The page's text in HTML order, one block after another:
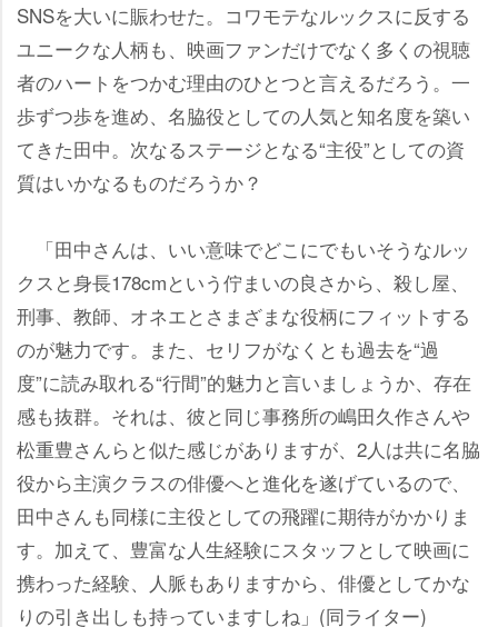
SNSを大いに賑わせた。コワモテなルックスに反する
ユニークな人柄も、映画ファンだけでなく多くの視聴
者のハートをつかむ理由のひとつと言えるだろう。一
歩ずつ歩を進め、名脇役としての人気と知名度を築い
てきた田中。次なるステージとなる“主役”としての資
質はいかなるものだろうか？
「田中さんは、いい意味でどこにでもいそうなルッ
クスと身長178cmという佇まいの良さから、殺し屋、
刑事、教師、オネエとさまざまな役柄にフィットする
のが魅力です。また、セリフがなくとも過去を“過
度”に読み取れる“行間”的魅力と言いましょうか、存在
感も抜群。それは、彼と同じ事務所の嶋田久作さん
松重豊さんらと似た感じがありますが、2人は共に名脇
役から主演クラスの俳優へと進化を遂げているので、
田中さんも同様に主役としての飛躍に期待がかかりま
す。加えて、豊富な人生経験にスタッフとして映画に
携わった経験、人脈もありますから、俳優としてかな
りの引き出しも持っていますしね」(同ライター)